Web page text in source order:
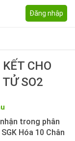
Đăng nhập
CHO
SO2
trong phân
Hóa 10 Chân